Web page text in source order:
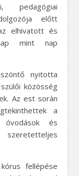
pedagógiai
előtt
elhivatott és
mint nap
nyitotta
közösség
Az est során
a
óvodások és
fellépése